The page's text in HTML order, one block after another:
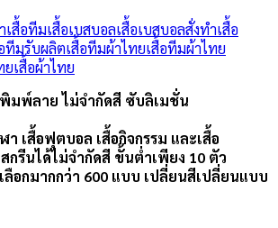
เสื้อทีมเสื้อเบสบอลเสื้อเบสบอลสั่งทำเสื้อ
ทีมรับผลิตเสื้อทีมผ้าไทยเสื้อทีมผ้าไทย
ยเสื้อผ้าไทย
พิมพ์ลาย ไม่จำกัดสี ซับลิเมชั่น
เสื้อฟุตบอล เสื้อกิจกรรม และเสื้อ
รีนได้ไม่จำกัดสี ขั้นต่ำเพียง 10 ตัว
ลือกมากกว่า 600 แบบ เปลี่ยนสีเปลี่ยนแบบ